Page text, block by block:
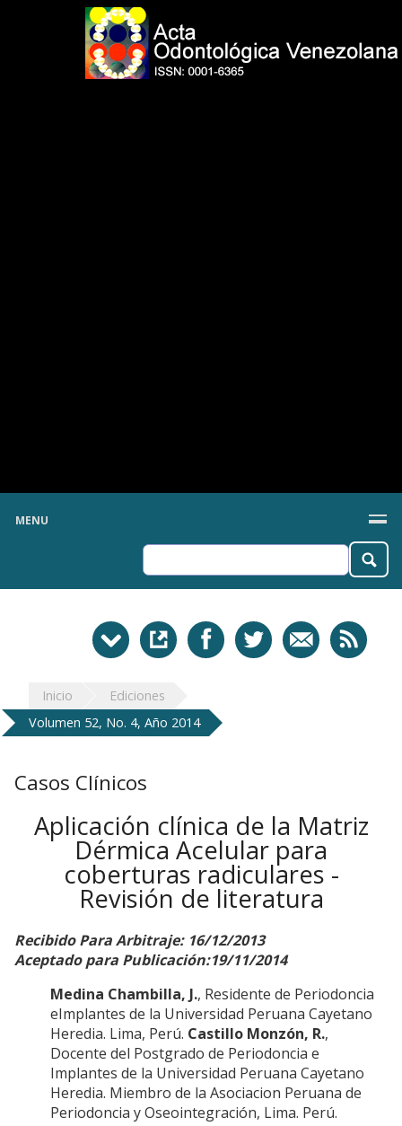
MENU
Inicio
Ediciones
Volumen 52, No. 4, Año 2014
Casos Clínicos
Aplicación clínica de la Matriz
Dérmica Acelular para
coberturas radiculares -
Revisión de literatura
Recibido Para Arbitraje: 16/12/2013
Aceptado para Publicación:19/11/2014
Medina Chambilla, J., Residente de Periodoncia
eImplantes de la Universidad Peruana Cayetano
Heredia. Lima, Perú. Castillo Monzón, R.,
Docente del Postgrado de Periodoncia e
Implantes de la Universidad Peruana Cayetano
Heredia. Miembro de la Asociacion Peruana de
Periodoncia y Oseointegración, Lima. Perú.